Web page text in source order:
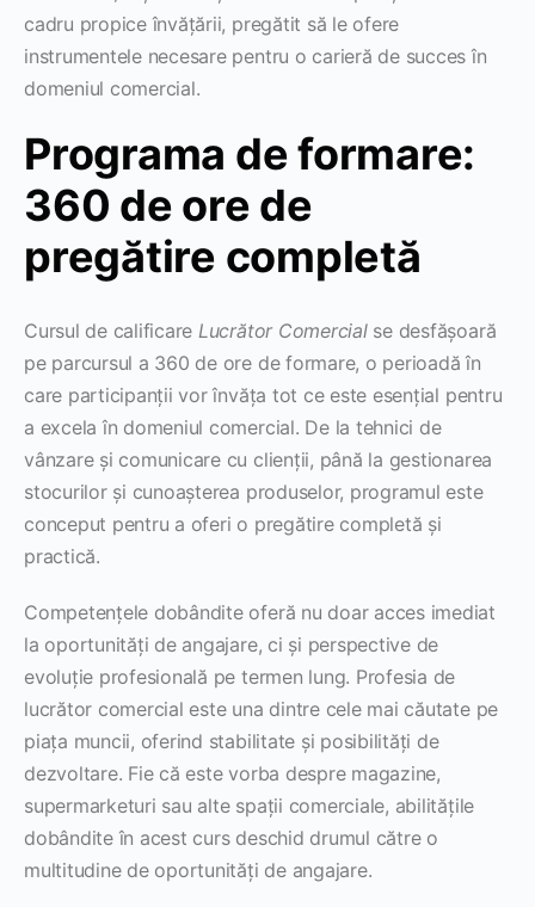
cadru propice învățării, pregătit să le ofere
instrumentele necesare pentru o carieră de succes în
domeniul comercial.
Programa de formare:
360 de ore de
pregătire completă
Cursul de calificare Lucrător Comercialse desfășoară
pe parcursul a 360 de ore de formare, o perioadă în
care participanții vor învăța tot ce este esențial pentru
a excela în domeniul comercial. De la tehnici de
vânzare și comunicare cu clienții, până la gestionarea
stocurilor și cunoașterea produselor, programul este
conceput pentru a oferi o pregătire completă și
practică.
Competențele dobândite oferă nu doar acces imediat
la oportunități de angajare, ci și perspective de
evoluție profesională pe termen lung. Profesia de
lucrător comercial este una dintre cele mai căutate pe
piața muncii, oferind stabilitate și posibilități de
dezvoltare. Fie că este vorba despre magazine,
supermarketuri sau alte spații comerciale, abilitățile
dobândite în acest curs deschid drumul către o
multitudine de oportunități de angajare.